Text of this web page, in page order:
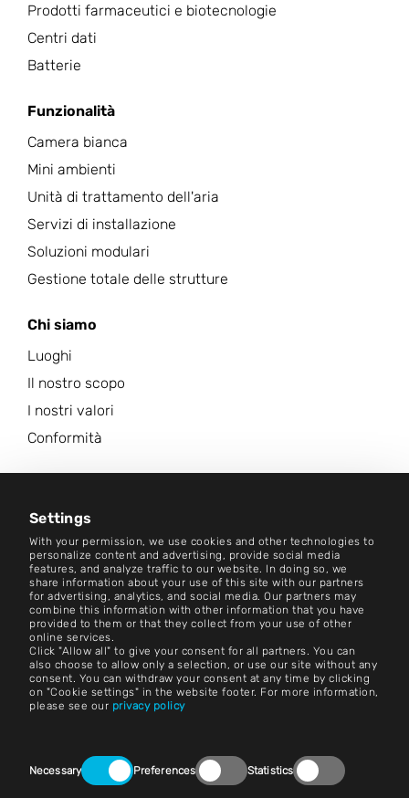
Settings
With your permission, we use cookies and other technologies to
personalize content and advertising, provide social media
features, and analyze traffic to our website. In doing so, we
share information about your use of this site with our partners
for advertising, analytics, and social media. Our partners may
combine this information with other information that you have
provided to them or that they collect from your use of other
online services.
Click "Allow all" to give your consent for all partners. You can
also choose to allow only a selection, or use our site without any
consent. You can withdraw your consent at any time by clicking
on "Cookie settings" in the website footer. For more information,
please see our privacy policy
Selection
Necessary Preferences Statistics
Prodotti farmaceutici e biotecnologie
Centri dati
Batterie
Funzionalità
Camera bianca
Mini ambienti
Unità di trattamento dell'aria
Servizi di installazione
Soluzioni modulari
Gestione totale delle strutture
Chi siamo
Luoghi
Il nostro scopo
I nostri valori
Conformità
Centro Notizie
Contatto
Carriera
Termini e condizioni
Impronta
Avviso legale
Contatto